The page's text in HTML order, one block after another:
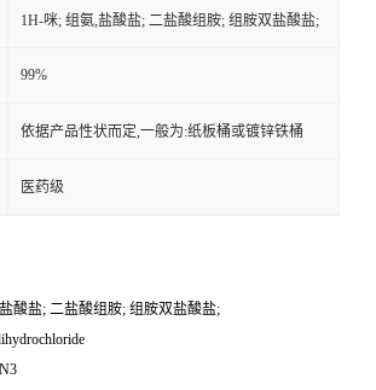
1H-咪; 组氨,盐酸盐; 二盐酸组胺; 组胺双盐酸盐;
99%
依据产品性状而定,一般为:纸板桶或镀锌铁桶
医药级
酸盐; 二盐酸组胺; 组胺双盐酸盐;